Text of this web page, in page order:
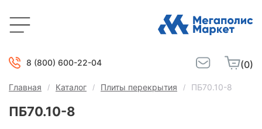
8 (800) 600-22-04 (0)
Главная Каталог Плиты перекрытия ПБ70.10-8
ПБ70.10-8